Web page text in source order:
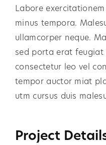
Labore
minus tempora.
ullamcorper neque.
sed porta erat
consectetur leo vel
tempor auctor miat
utm cursus duis
Project